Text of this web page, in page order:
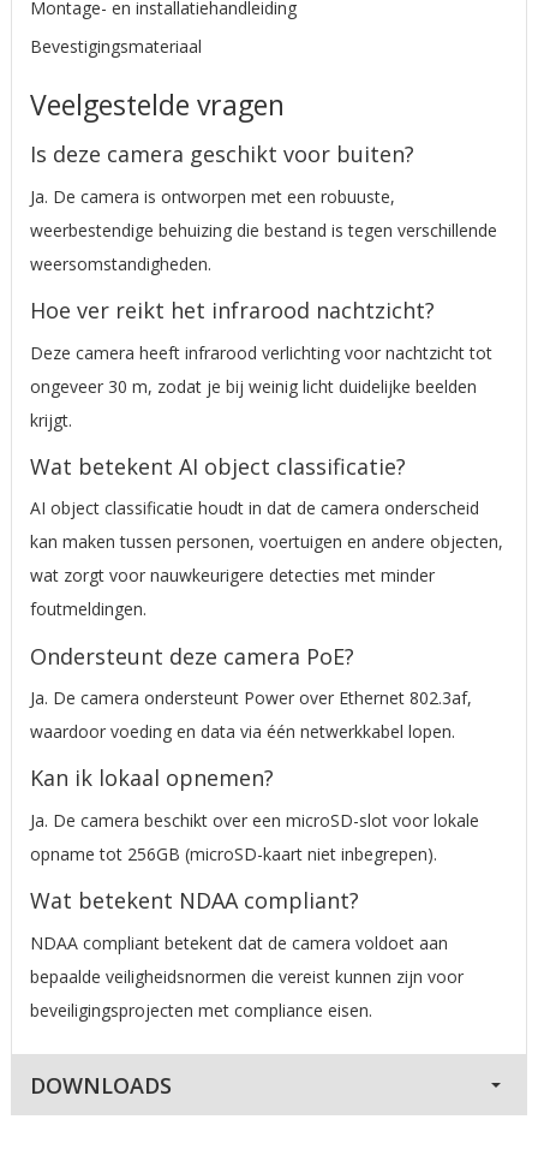
Montage- en installatiehandleiding
Bevestigingsmateriaal
Veelgestelde vragen
Is deze camera geschikt voor buiten?
Ja. De camera is ontworpen met een robuuste,
weerbestendige behuizing die bestand is tegen verschillende
weersomstandigheden.
Hoe ver reikt het infrarood nachtzicht?
Deze camera heeft infrarood verlichting voor nachtzicht tot
ongeveer 30 m, zodat je bij weinig licht duidelijke beelden
krijgt.
Wat betekent AI object classificatie?
AI object classificatie houdt in dat de camera onderscheid
kan maken tussen personen, voertuigen en andere objecten,
wat zorgt voor nauwkeurigere detecties met minder
foutmeldingen.
Ondersteunt deze camera PoE?
Ja. De camera ondersteunt Power over Ethernet 802.3af,
waardoor voeding en data via één netwerkkabel lopen.
Kan ik lokaal opnemen?
Ja. De camera beschikt over een microSD-slot voor lokale
opname tot 256GB (microSD-kaart niet inbegrepen).
Wat betekent NDAA compliant?
NDAA compliant betekent dat de camera voldoet aan
bepaalde veiligheidsnormen die vereist kunnen zijn voor
beveiligingsprojecten met compliance eisen.
DOWNLOADS